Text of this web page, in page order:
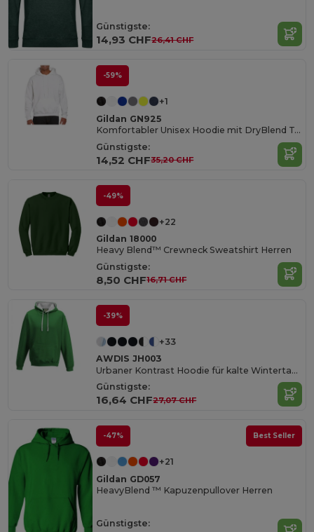
Günstigste:
14,93 CHF26,41 CHF
-59%
+1
Gildan GN925
Komfortabler Unisex Hoodie mit DryBlend Technologie
Günstigste:
14,52 CHF35,20 CHF
-49%
+22
Gildan 18000
Heavy Blend™ Crewneck Sweatshirt Herren
Günstigste:
8,50 CHF16,71 CHF
-39%
+33
AWDIS JH003
Urbaner Kontrast Hoodie für kalte Wintertage
Günstigste:
16,64 CHF27,07 CHF
-47% Best Seller
+21
Gildan GD057
HeavyBlend ™ Kapuzenpullover Herren
Günstigste: